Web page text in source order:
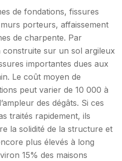
de fondations, fissures
porteurs, affaissement
de charpente. Par
construite sur un sol argileux
importantes dues aux
Le coût moyen de
peut varier de 10 000 à
des dégâts. Si ces
traités rapidement, ils
la solidité de la structure et
plus élevés à long
15% des maisons